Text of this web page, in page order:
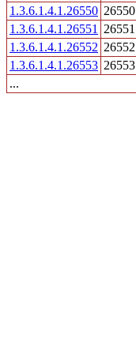
1.3.6.1.4.1.26550 26550
1.3.6.1.4.1.26551
26551
1.3.6.1.4.1.26552 26552
1.3.6.1.4.1.26553 26553
...